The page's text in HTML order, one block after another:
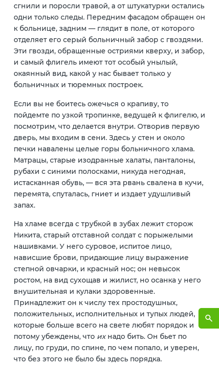
сгнили и поросли травой, а от штукатурки остались
одни только следы. Передним фасадом обращен он
к больнице, задним — глядит в поле, от которого
отделяет его серый больничный забор с гвоздями.
Эти гвозди, обращенные остриями кверху, и забор,
и самый флигель имеют тот особый унылый,
окаянный вид, какой у нас бывает только у
больничных и тюремных построек.
Если вы не боитесь ожечься о крапиву, то
пойдемте по узкой тропинке, ведущей к флигелю, и
посмотрим, что делается внутри. Отворив первую
дверь, мы входим в сени. Здесь у стен и около
печки навалены целые горы больничного хлама.
Матрацы, старые изодранные халаты, панталоны,
рубахи с синими полосками, никуда негодная,
истасканная обувь, — вся эта рвань свалена в кучи,
перемята, спуталась, гниет и издает удушливый
запах.
На хламе всегда с трубкой в зубах лежит сторож
Никита, старый отставной солдат с порыжелыми
нашивками. У него суровое, испитое лицо,
нависшие брови, придающие лицу выражение
степной овчарки, и красный нос; он невысок
ростом, на вид сухощав и жилист, но осанка у него
внушительная и кулаки здоровенные.
Принадлежит он к числу тех простодушных,
положительных, исполнительных и тупых людей,
которые больше всего на свете любят порядок и
потому убеждены, что ихнадо бить. Он бьет по
лицу, по груди, по спине, по чем попало, и уверен,
что без этого не было бы здесь порядка.